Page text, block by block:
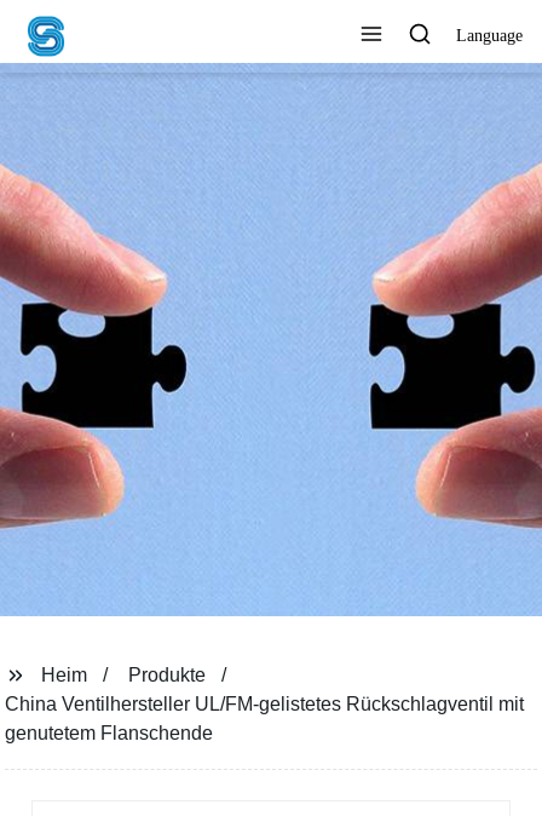
Language
UNTERNEHMEN
ERMÖGLICHEN, MIT
VERTRAUEN ZU HANDELN
Heim
Produkte
China Ventilhersteller UL/FM-gelistetes Rückschlagventil mit
genutetem Flanschende